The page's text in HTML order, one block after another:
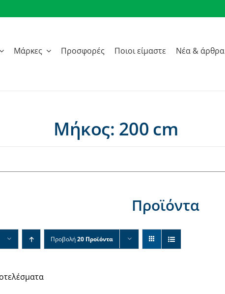
Μάρκες Προσφορές Ποιοι είμαστε Νέα & άρθρα
Μήκος: 200 cm
Προϊόντα
Προβολή20 Προϊόντα